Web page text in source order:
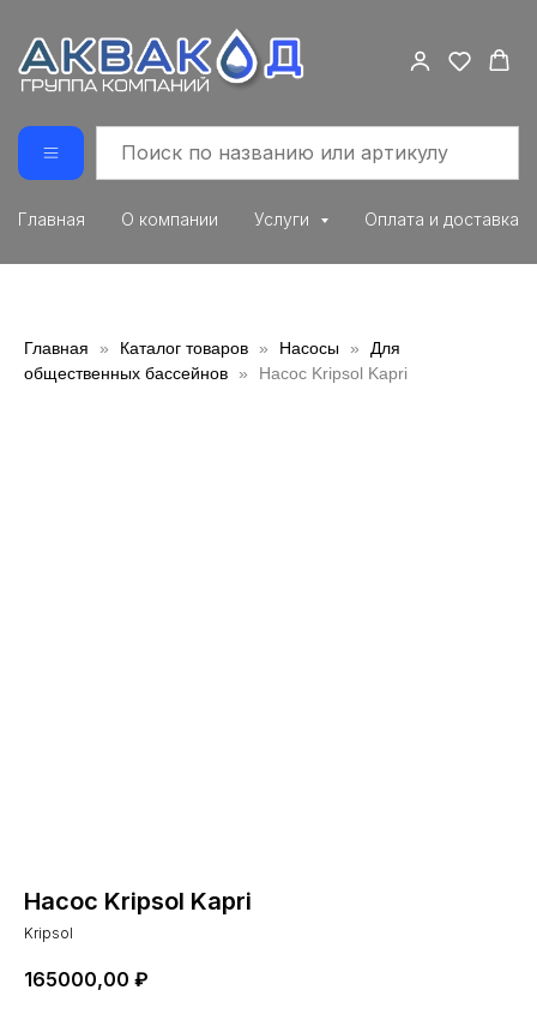
Главная О компании Услуги Оплата и доставка
Главная Каталог товаров Насосы
Для
общественных бассейнов
Насос Kripsol Kapri
Насос Kripsol Kapri
Kripsol
165000,00 ₽